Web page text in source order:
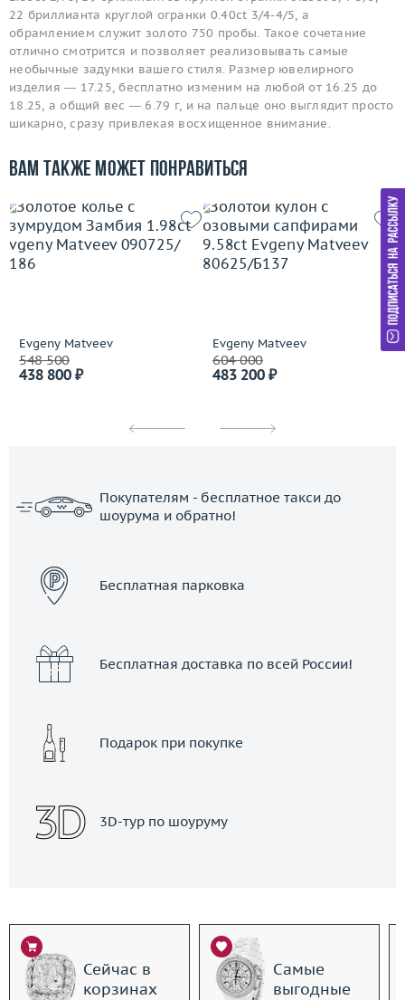
22 бриллианта круглой огранки 0.40ct 3/4-4/5, а
обрамлением служит золото 750 пробы. Такое сочетание
отлично смотрится и позволяет реализовывать самые
необычные задумки вашего стиля. Размер ювелирного
изделия — 17.25, бесплатно изменим на любой от 16.25 до
18.25, а общий вес — 6.79 г, и на пальце оно выглядит просто
шикарно, сразу привлекая восхищенное внимание.
Вам также может понравиться
Evgeny Matveev
548 500
438 800 ₽
Evgeny Matveev
604 000
483 200 ₽
Покупателям - бесплатное такси до
шоурума и обратно!
Бесплатная парковка
Бесплатная доставка по всей России!
Подарок при покупке
3D-тур по шоуруму
Сейчас в
корзинах
Самые
выгодные